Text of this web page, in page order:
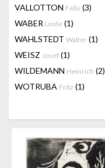
VALLOTTON Felix (3)
WABER Linde (1)
WAHLSTEDT Walter (1)
WEISZ Josef (1)
WILDEMANN Heinrich (2)
WOTRUBA Fritz (1)